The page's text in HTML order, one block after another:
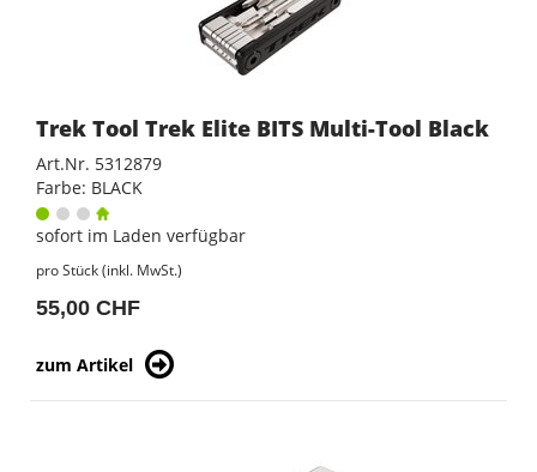
Trek Tool Trek Elite BITS Multi-Tool Black
Art.Nr. 5312879
Farbe: BLACK
sofort im Laden verfügbar
pro Stück (inkl. MwSt.)
55,00 CHF
zum Artikel